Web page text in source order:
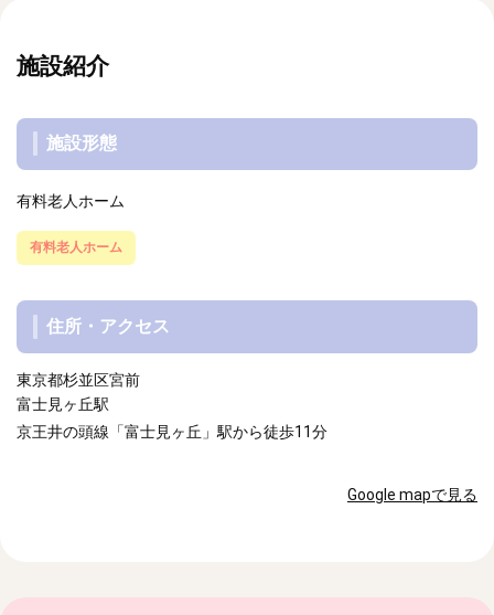
施設紹介
施設形態
有料老人ホーム
有料老人ホーム
住所・アクセス
東京都杉並区宮前
富士見ヶ丘駅
京王井の頭線「富士見ヶ丘」駅から徒歩11分
Google mapで見る